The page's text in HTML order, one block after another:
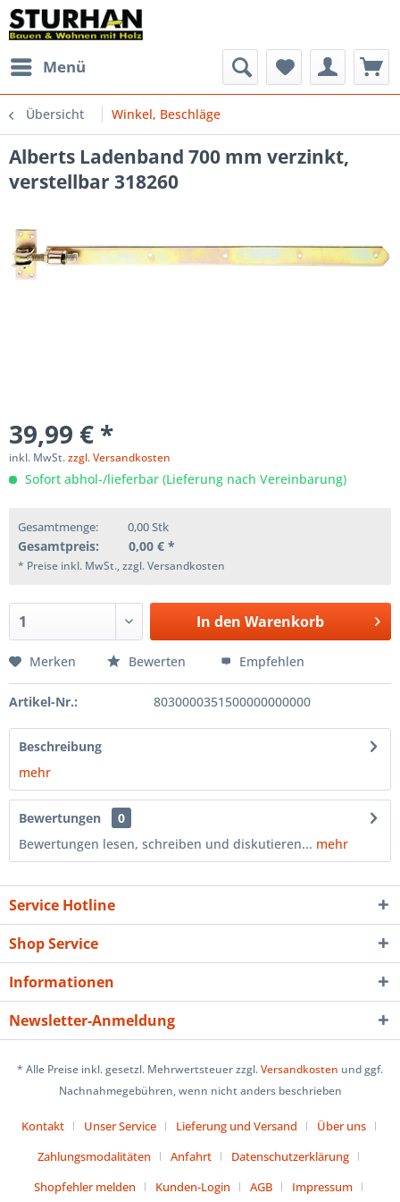
Menü
Übersicht Winkel, Beschläge
Alberts Ladenband 700 mm verzinkt,
verstellbar 318260
39,99 € *
inkl. MwSt.zzgl. Versandkosten
Sofort abhol-/lieferbar (Lieferung nach Vereinbarung)
Gesamtmenge: 0,00Stk
Gesamtpreis: 0,00 € *
* Preise inkl. MwSt., zzgl. Versandkosten
In den Warenkorb
Merken Bewerten Empfehlen
Artikel-Nr.: 8030000351500000000000
Beschreibung
mehr
Bewertungen
0
Bewertungen lesen, schreiben und diskutieren... mehr
Service Hotline
Shop Service
Informationen
Newsletter-Anmeldung
* Alle Preise inkl. gesetzl. Mehrwertsteuer zzgl.Versandkosten und ggf.
Nachnahmegebühren, wenn nicht anders beschrieben
Kontakt Unser Service Lieferung und Versand
Über uns
Zahlungsmodalitäten
Anfahrt
Datenschutzerklärung
Shopfehler melden
Kunden-Login AGB Impressum